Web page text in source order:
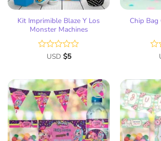
Kit Imprimible Blaze Y Los
Monster Machines
Valorado
de
5
USD $5
Chip Bag
de
5
Añadir
a la
lista
de
deseos